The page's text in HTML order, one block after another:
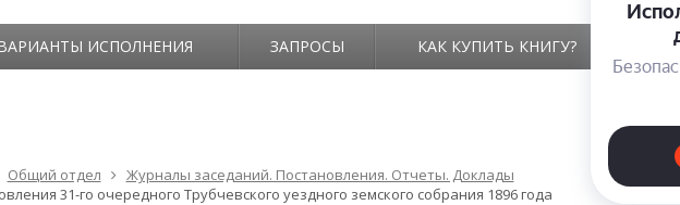
ВАРИАНТЫ ИСПОЛНЕНИЯ ЗАПРОСЫ КАК КУПИТЬ КНИГУ?
Общий отдел
Журналы заседаний. Постановления. Отчеты. Доклады
31-го очередного Трубчевского уездного земского собрания 1896 года